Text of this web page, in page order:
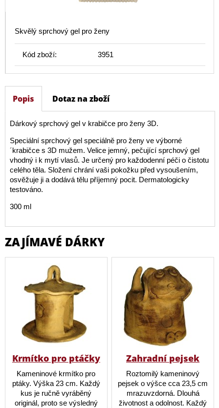
Skvělý sprchový gel pro ženy
Kód zboží: 3951
Popis Dotaz na zboží
Dárkový sprchový gel v krabičce pro ženy 3D.
Speciální sprchový gel speciálně pro ženy ve výborné
´krabičce s 3D mužem. Velice jemný, pečující sprchový gel
vhodný i k mytí vlasů. Je určený pro každodenní péči o čistotu
celého těla. Složení chrání vaši pokožku před vysoušením,
osvěžuje ji a dodává tělu příjemný pocit. Dermatologicky
testováno.
300 ml
ZAJÍMAVÉ DÁRKY
Krmítko pro ptáčky
Kameninové krmítko pro
ptáky. Výška 23 cm. Každý
kus je ručně vyráběný
originál, proto se výsledný
Zahradní pejsek
Roztomilý kameninový
pejsek o výšce cca 23,5 cm
mrazuvzdorná. Dlouhá
životnost a odolnost. Každý